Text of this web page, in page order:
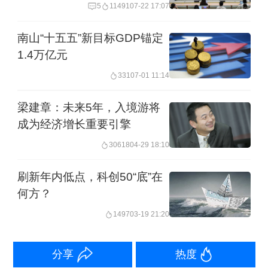
是“心灵之彩虹”。大量心理学研究表明，
希望会给我们的心理、生理以及工作带
在心理上，临床心理学研究发现，希望
和心理健康密切相关，希望与抑郁和狂
高血压以及呼吸道疾病是负相关的。在
一个有趣的实验中，Snyder发现当被试
在冰冷的水中，更能忍受冰冷带来的疼
5 1149107-22 17:07
南山“十五五”新目标GDP锚定
1.4万亿元
33107-01 11:14
梁建章：未来5年，入境游将
成为经济增长重要引擎
3061804-29 18:10
刷新年内低点，科创50“底”在
何方？
149703-19 21:20
分享 热度